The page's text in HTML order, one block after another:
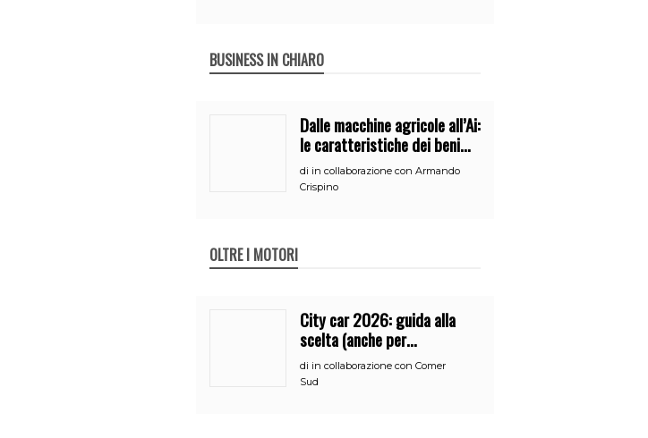
BUSINESS IN CHIARO
Dalle macchine agricole all’Ai:
le caratteristiche dei beni
per accedere
all’iperammortamento
di in collaborazione con Armando
Crispino
OLTRE I MOTORI
City car 2026: guida alla
scelta (anche per
neopatentati)
di in collaborazione con Comer
Sud